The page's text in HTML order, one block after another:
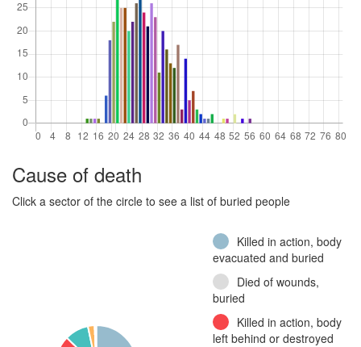
Cause of death
Click a sector of the circle to see a list of buried people
Killed in action, body
evacuated and buried
Died of wounds,
buried
Killed in action, body
left behind or destroyed